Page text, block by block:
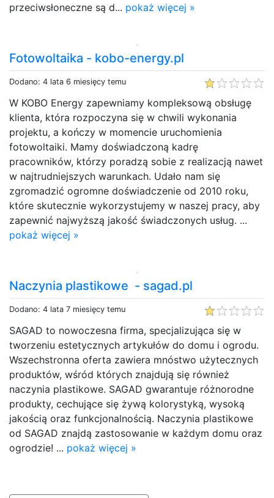
przeciwsłoneczne są d... pokaż więcej »
Fotowoltaika - kobo-energy.pl
Dodano: 4 lata 6 miesięcy temu
W KOBO Energy zapewniamy kompleksową obsługę
klienta, która rozpoczyna się w chwili wykonania
projektu, a kończy w momencie uruchomienia
fotowoltaiki. Mamy doświadczoną kadrę
pracowników, którzy poradzą sobie z realizacją nawet
w najtrudniejszych warunkach. Udało nam się
zgromadzić ogromne doświadczenie od 2010 roku,
które skutecznie wykorzystujemy w naszej pracy, aby
zapewnić najwyższą jakość świadczonych usług. ...
pokaż więcej »
Naczynia plastikowe - sagad.pl
Dodano: 4 lata 7 miesięcy temu
SAGAD to nowoczesna firma, specjalizująca się w
tworzeniu estetycznych artykułów do domu i ogrodu.
Wszechstronna oferta zawiera mnóstwo użytecznych
produktów, wśród których znajdują się również
naczynia plastikowe. SAGAD gwarantuje różnorodne
produkty, cechujące się żywą kolorystyką, wysoką
jakością oraz funkcjonalnością. Naczynia plastikowe
od SAGAD znajdą zastosowanie w każdym domu oraz
ogrodzie! ... pokaż więcej »